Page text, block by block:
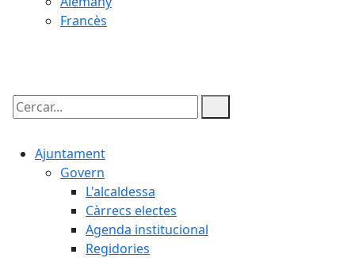
Francès
Cercar:
Ajuntament
Govern
L'alcaldessa
Càrrecs electes
Agenda institucional
Regidories